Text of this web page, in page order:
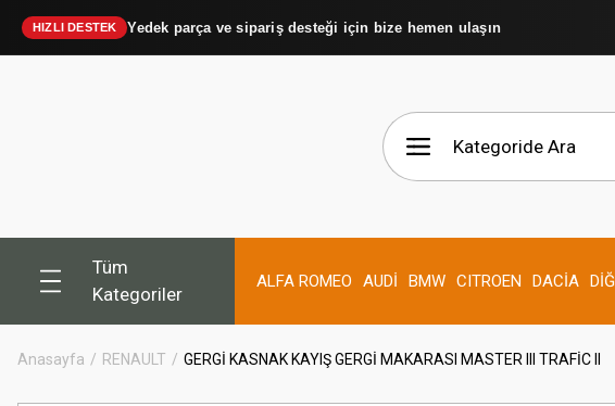
HIZLI DESTEK Yedek parça ve sipariş desteği için bize hemen ulaşın
Tüm
Kategoriler
ALFA ROMEO AUDİ BMW CITROEN DACİA
Anasayfa RENAULT GERGİ KASNAK KAYIŞ GERGİ MAKARASI MASTER III TRAFİC II